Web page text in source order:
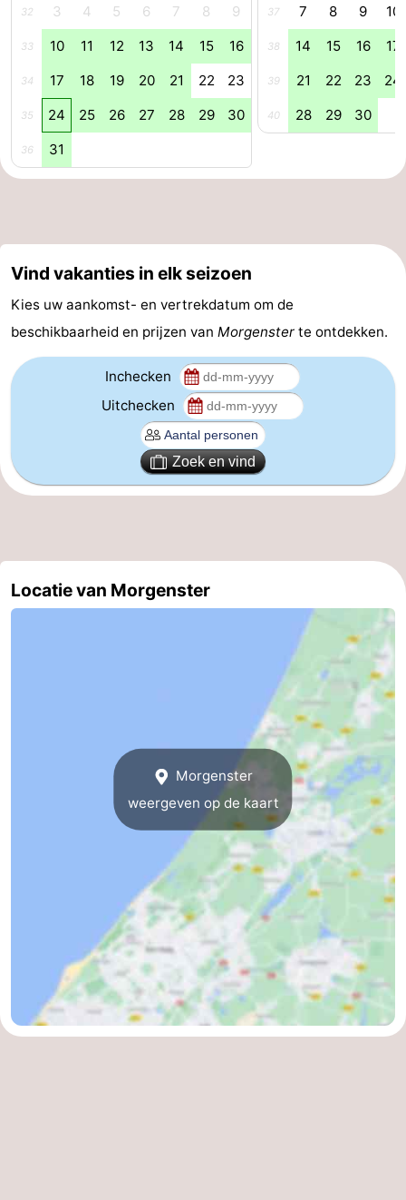
Noordhollands
duinreservaat
aan
Zee
Natuur
Zuid-
Amsterdam
Holland
-
Leiden
Bollenstreek
Duin
Scheveningen
-
Haag
Rotterdam
-
Rockanje
Weer
32 3 4 5 6 7 8 9
33 10 11 12 13 14 15 16
34 17 18 19 20 21 22 23
35 24 25 26 27 28 29 30
36 31
37 7 8 9 10
38 14 15 16 17
39 21 22 23 24
40 28 29 30
Vind vakanties in elk seizoen
Kies uw aankomst- en vertrekdatum om de
beschikbaarheid en prijzen van Morgenster te ontdekken.
Inchecken
Uitchecken
Zoek en vind
Locatie van Morgenster
Morgenster
weergeven op de kaart